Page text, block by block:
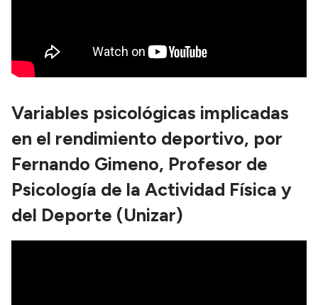
Variables psicológicas implicadas
en el rendimiento deportivo, por
Fernando Gimeno, Profesor de
Psicología de la Actividad Física y
del Deporte (Unizar)